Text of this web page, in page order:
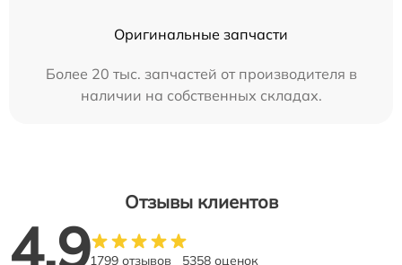
Оригинальные запчасти
Более 20 тыс. запчастей от производителя в
наличии на собственных складах.
Отзывы клиентов
4.91799 отзывов 5358 оценок